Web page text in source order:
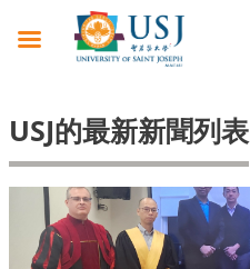
USJ的最新新聞列表